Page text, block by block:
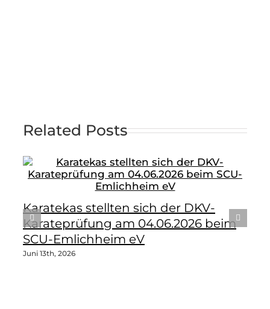
Related Posts
Karatekas stellten sich der DKV-
Karateprüfung am 04.06.2026 beim
SCU-Emlichheim eV
Juni 13th, 2026